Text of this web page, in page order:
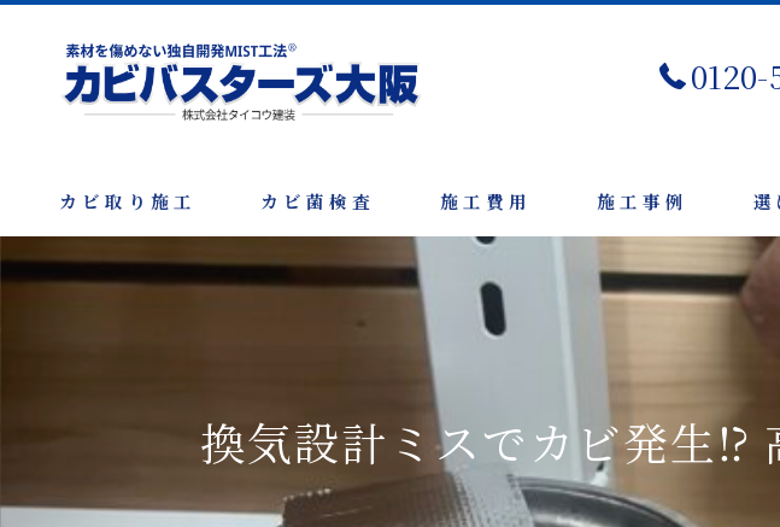
0120-
カビ取り施工 カビ菌検査 施工費用 施工事例 選
換気設計ミスでカビ発生⁉